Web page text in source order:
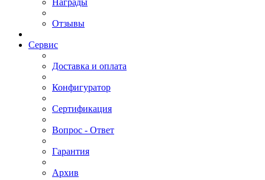
Награды
Отзывы
Сервис
Доставка и оплата
Конфигуратор
Сертификация
Вопрос - Ответ
Гарантия
Архив